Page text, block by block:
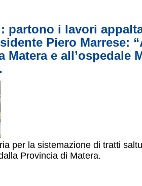
partono i lavori
Piero Marrese:
Matera e all’ospedale
per la sistemazione di tratti
Provincia di Matera.